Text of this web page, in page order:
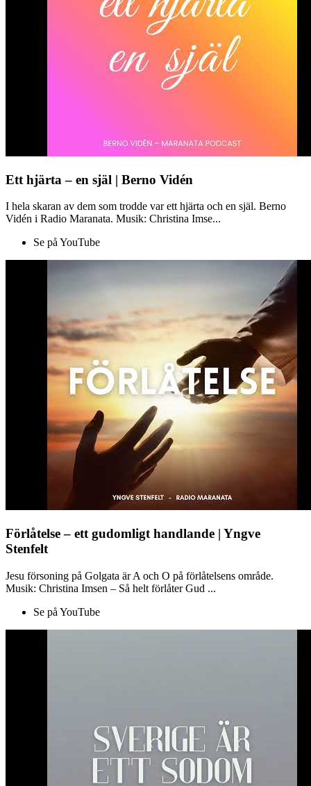
Ett hjärta – en själ | Berno Vidén
I hela skaran av dem som trodde var ett hjärta och en själ. Berno
Vidén i Radio Maranata. Musik: Christina Imse...
Se på YouTube
Förlåtelse – ett gudomligt handlande | Yngve
Stenfelt
Jesu försoning på Golgata är A och O på förlåtelsens område.
Musik: Christina Imsen – Så helt förlåter Gud ...
Se på YouTube